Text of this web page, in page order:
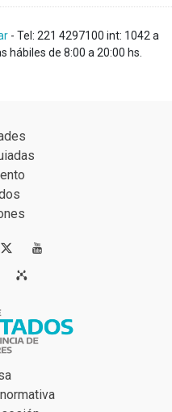
- Tel: 221 4297100 int: 1042 a
hábiles de 8:00 a 20:00 hs.

